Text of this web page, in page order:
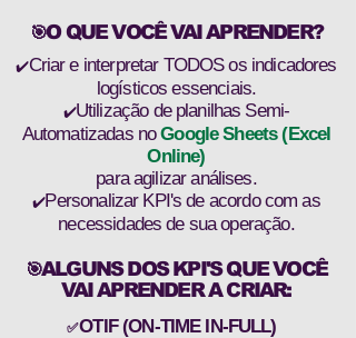
🎯O QUE VOCÊ VAI APRENDER?​
✔️Criar e interpretar TODOS os indicadores
logísticos essenciais.
✔️Utilização de planilhas Semi-
Automatizadas noGoogle Sheets (Excel
Online)
para agilizar análises.
✔️Personalizar KPI's de acordo com as
necessidades de sua operação.
🎯ALGUNS DOS KPI'S QUE VOCÊ
VAI APRENDER A CRIAR:
✅OTIF (ON-TIME IN-FULL)